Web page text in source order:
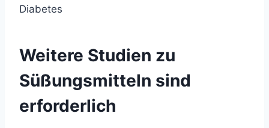
Diabetes
Weitere Studien zu
Süßungsmitteln sind
erforderlich